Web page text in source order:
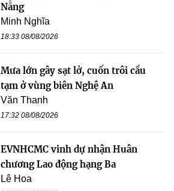
Nẵng
Minh Nghĩa
18:33 08/08/2026
Mưa lớn gây sạt lở, cuốn trôi cầu
tạm ở vùng biên Nghệ An
Văn Thanh
17:32 08/08/2026
EVNHCMC vinh dự nhận Huân
chương Lao động hạng Ba
Lê Hoa